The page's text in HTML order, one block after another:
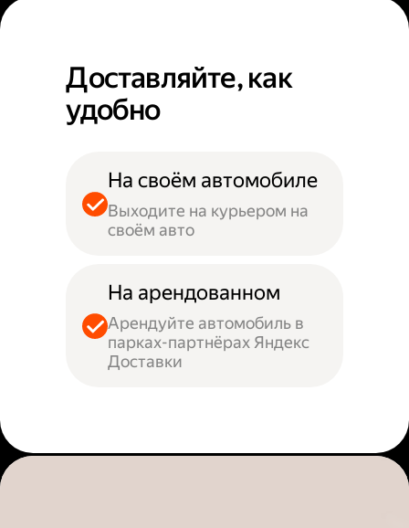
Доставляйте, как
удобно
На своём автомобиле
Выходите на курьером на
своём авто
На арендованном
Арендуйте автомобиль в
парках-партнёрах Яндекс
Доставки